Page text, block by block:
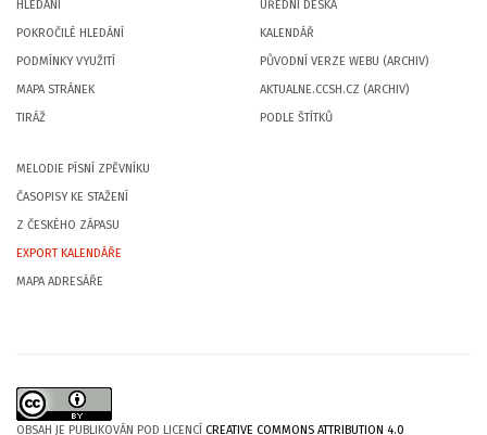
HLEDÁNÍ
POKROČILÉ HLEDÁNÍ
PODMÍNKY VYUŽITÍ
MAPA STRÁNEK
TIRÁŽ
ÚŘEDNÍ DESKA
KALENDÁŘ
PŮVODNÍ VERZE WEBU (ARCHIV)
AKTUALNE.CCSH.CZ (ARCHIV)
PODLE ŠTÍTKŮ
MELODIE PÍSNÍ ZPĚVNÍKU
ČASOPISY KE STAŽENÍ
Z ČESKÉHO ZÁPASU
EXPORT KALENDÁŘE
MAPA ADRESÁŘE
OBSAH JE PUBLIKOVÁN POD LICENCÍ CREATIVE COMMONS ATTRIBUTION 4.0